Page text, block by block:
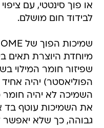
או פוך סינטטי, עם ציפוי
לבידוד חום מושלם.
מיוחדת היוצרת תאים
שפיזור חומר המילוי
הפוליאסטר) יהיה
השמיכה לא יהיה חומר
את השמיכות עוטף בד
גבוהה, כך שלא יאפשר